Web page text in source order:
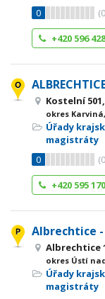
0
(0
+420 596
Kostelní
okres
Úřady
magistráty
0
(0
+420 595
Albrechtice
Albrechtice
okres Ústí
Úřady
magistráty